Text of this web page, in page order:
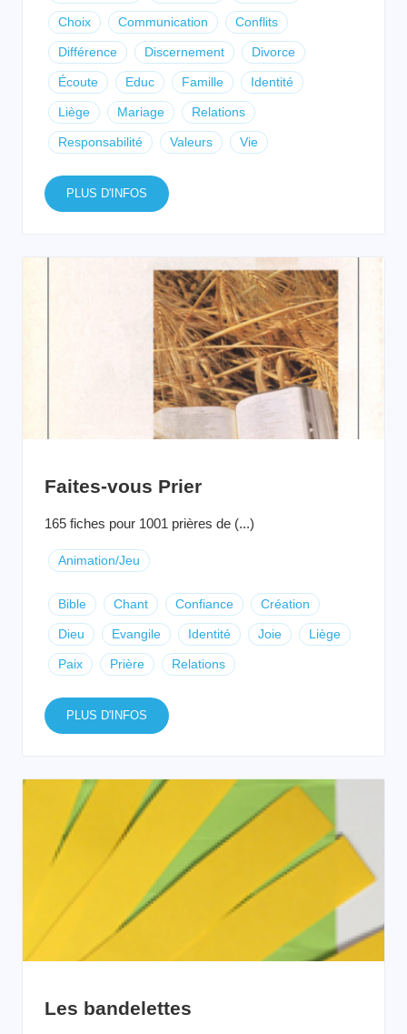
Choix Communication Conflits
Différence Discernement Divorce
Écoute Educ Famille Identité
Liège Mariage Relations
Responsabilité Valeurs Vie
PLUS D'INFOS
Faites-vous Prier
165 fiches pour 1001 prières de (...)
Animation/Jeu
Bible Chant Confiance Création
Dieu Evangile Identité Joie Liège
Paix Prière Relations
PLUS D'INFOS
Les bandelettes